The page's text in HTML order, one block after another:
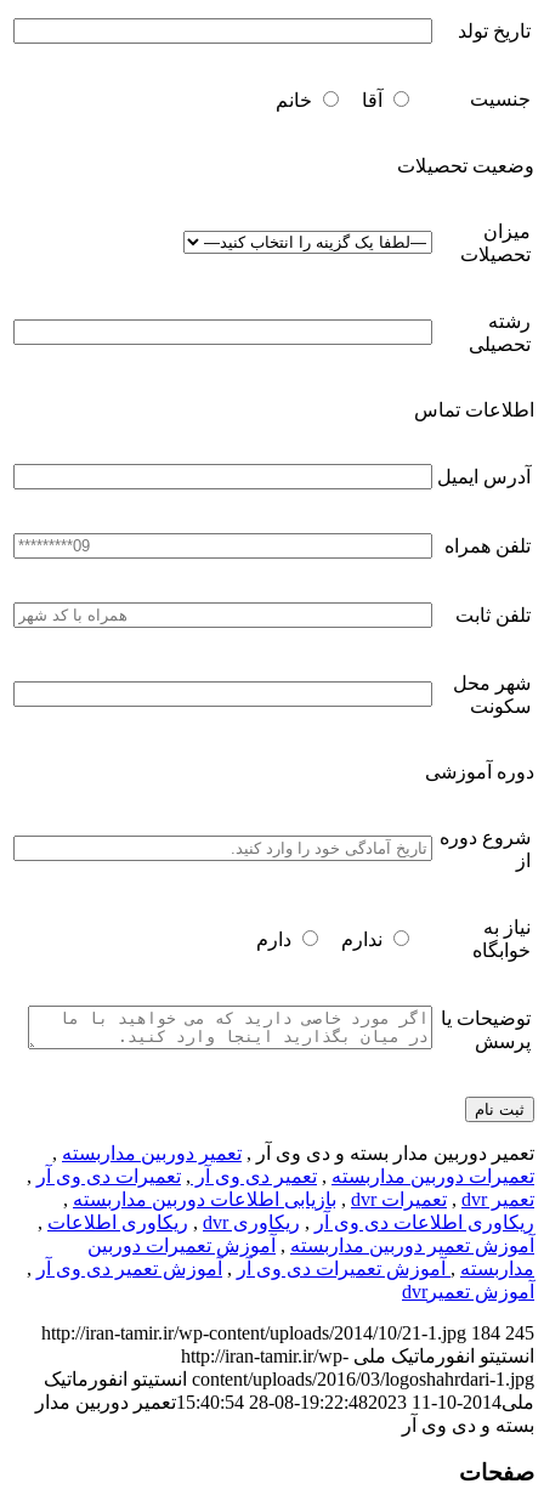
تاریخ تولد
جنسیت آقا خانم
وضعیت تحصیلات
میزان
تحصیلات
رشته
تحصیلی
اطلاعات تماس
آدرس ایمیل
تلفن همراه
تلفن ثابت
شهر محل
سکونت
دوره آموزشی
شروع دوره
از
نیاز به
خوابگاه
ندارم دارم
توضیحات یا
پرسش
تعمیر دوربین مدار بسته و دی وی آر , تعمیر دوربین مداربسته ,
تعمیرات دوربین مداربسته , تعمیر دی وی آر , تعمیرات دی وی آر ,
تعمیر dvr
, تعمیرات dvr , بازیابی اطلاعات دوربین مداربسته ,
ریکاوری اطلاعات دی وی آر , ریکاوری dvr , ریکاوری اطلاعات ,
آموزش تعمیر دوربین مداربسته , آموزش تعمیرات دوربین
مداربسته , آموزش تعمیرات دی وی آر , آموزش تعمیر دی وی آر ,
آموزش تعمیرdvr
http://iran-tamir.ir/wp-content/uploads/2014/10/21-1.jpg 184 245
انستیتو انفورماتیک ملی http://iran-tamir.ir/wp-
content/uploads/2016/03/logoshahrdari-1.jpg انستیتو انفورماتیک
ملی2014-10-11 19:22:48
2023-08-28 15:40:54
تعمیر دوربین مدار
بسته و دی وی آر
صفحات